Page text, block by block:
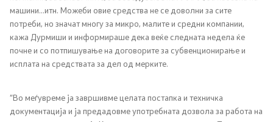
Финансии
Сервисни информации
Антикорупција
Организација и систематизација
машини...итн. Можеби овие средства не се доволни за сите
потреби, но значат многу за микро, малите и средни компании,
кажа Дурмиши и информираше дека веќе следната недела ќе
почне и со потпишување на договорите за субвенционирање и
исплата на средствата за дел од мерките.
“Во меѓувреме ја завршивме целата постапка и техничка
документација и ја предадовме употребната дозвола за работа на